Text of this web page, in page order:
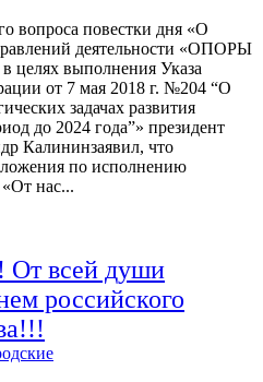
вопроса повестки дня «О
деятельности «ОПОРЫ
выполнения Указа
от 7 мая 2018 г. №204 “О
задачах развития
до 2024 года”» президент
что
по исполнению
нас...
От всей души
российского